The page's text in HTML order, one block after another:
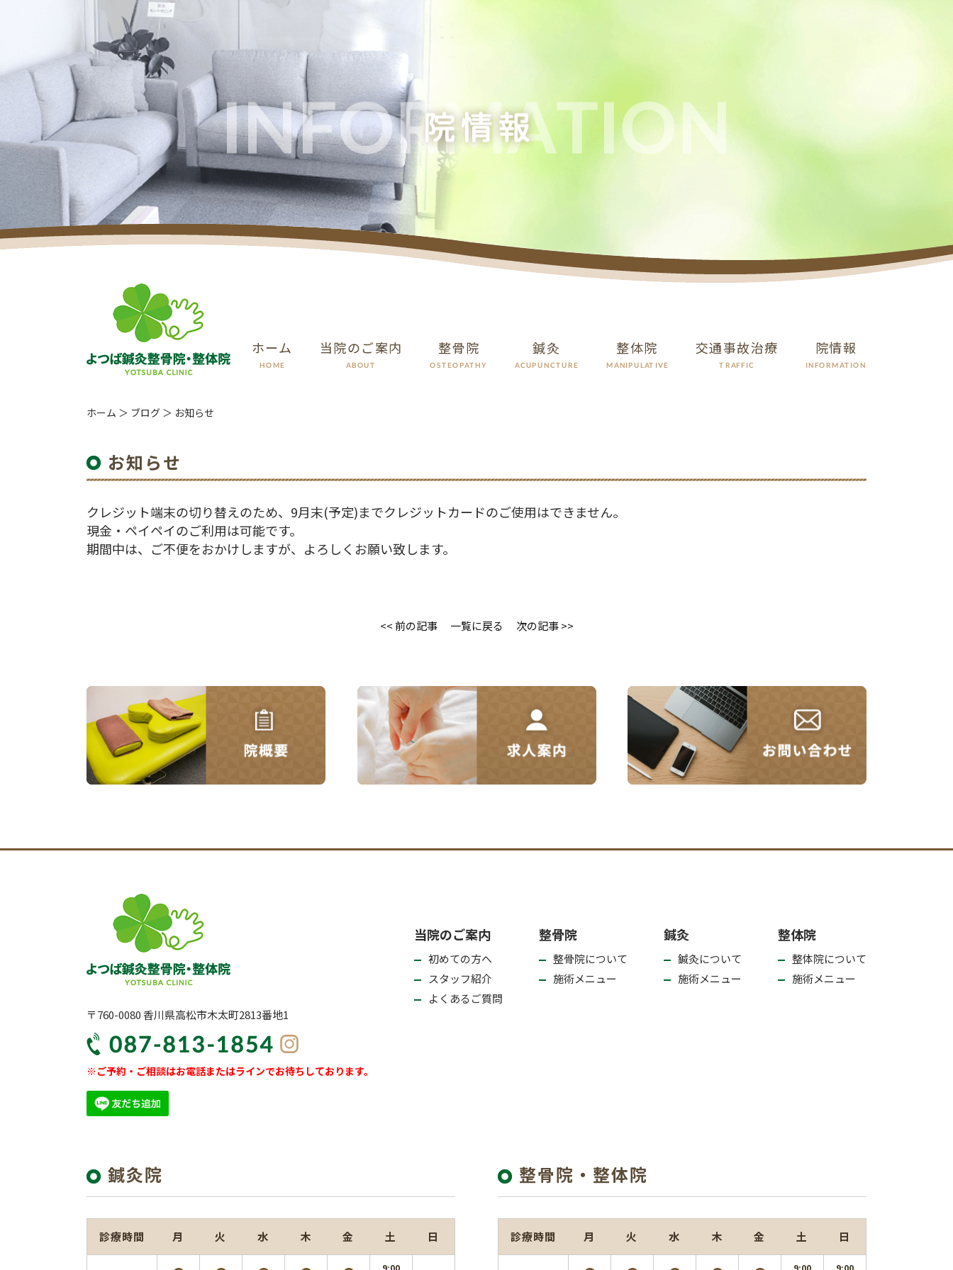
ホーム
HOME
当院のご案内
ABOUT
整骨院
OSTEOPATHY
鍼灸
ACUPUNCTURE
整体院
MANIPULATIVE
交通事故治療
TRAFFIC
院情報
INFORMATION
ホーム ＞ ブログ ＞ お知らせ
お知らせ
クレジット端末の切り替えのため、9月末(予定)までクレジットカードのご使用はできません。
現金・ペイペイのご利用は可能です。
期間中は、ご不便をおかけしますが、よろしくお願い致します。
<< 前の記事 一覧に戻る 次の記事 >>
〒760-0080 香川県高松市木太町2813番地1
※ご予約・ご相談はお電話またはラインでお待ちしております。
当院のご案内
初めての方へ
スタッフ紹介
よくあるご質問
整骨院
整骨院について
施術メニュー
鍼灸
鍼灸について
施術メニュー
整体院
整体院について
施術メニュー
鍼灸院
診療時間 月 火 水 木 金 土 日
9:00
整骨院・整体院
診療時間 月 火 水 木 金 土 日
9:00 9:00